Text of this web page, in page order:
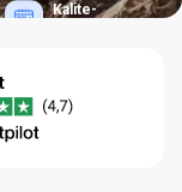
Kalite-